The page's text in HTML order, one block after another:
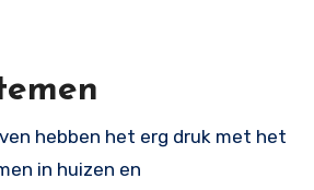
hebben het erg druk met het
in huizen en